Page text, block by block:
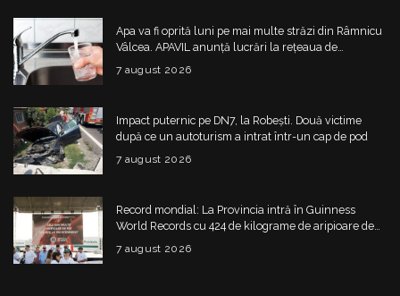
Apa va fi oprită luni pe mai multe străzi din Râmnicu
Vâlcea. APAVIL anunță lucrări la rețeaua de
alimentare
7 august 2026
Impact puternic pe DN7, la Robești. Două victime
după ce un autoturism a intrat într-un cap de pod
7 august 2026
Record mondial: La Provincia intră în Guinness
World Records cu 424 de kilograme de aripioare de
pui servite la un eveniment
7 august 2026